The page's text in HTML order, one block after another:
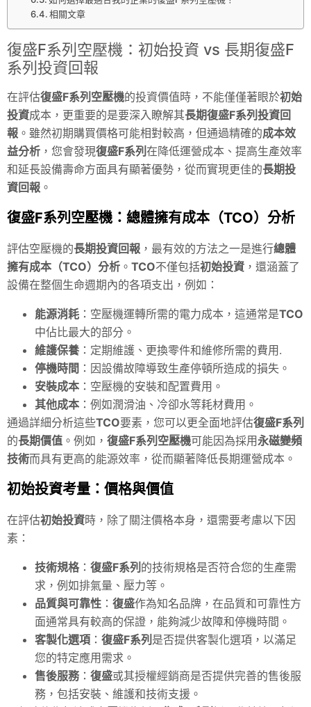
相關文章
復盛F系列空壓機：初始投資 vs 長期復盛F
系列投資回報
在評估復盛F系列空壓機的投資價值時，不能僅僅著眼於初始
投資成本，更重要的是要深入瞭解其長期復盛F系列投資回
報 。雖然初期購買價格可能相對較高，但通過精確的成本效
益分析 ，您會發現復盛F系列 在降低運營成本、提高生產效率
和延長設備壽命方面具有顯著優勢，從而實現更佳的長期投
資回報 。
復盛F系列空壓機：總體擁有成本（TCO）分析
評估空壓機的長期投資回報 ，最有效的方法之一是進行總體
擁有成本（TCO）分析 。 TCO不僅包括初始投資 ，還涵蓋了
設備在整個生命週期內的各項支出，例如：
能源消耗 ：空壓機運轉所需的電力成本，這通常是TCO
中佔比最大的部分。
維護保養 ：定期維護、更換零件和維修所需的費用.
停機時間 ：因設備故障導致生產停頓所造成的損失。
安裝成本 ：空壓機的安裝和配置費用。
其他成本 ：例如潤滑油、冷卻水等耗材費用。
通過詳細分析這些TCO要素，您可以更全面地評估復盛F系列
的長期價值 。例如， 復盛F系列空壓機可能因為採用永磁變頻
技術而具有更高的能源效率，從而顯著降低長期運營成本。
初始投資考量：價格與價值
在評估初始投資時，除了關注價格本身，還需要考慮以下因
素：
技術規格： 復盛F系列 的技術規格是否符合您的生產需
求，例如排氣量、壓力等。
品質與可靠性 ： 復盛作為知名品牌，在品質和可靠性方
面通常具有較高的保證，能夠減少故障和停機時間。
客製化選項 ： 復盛F系列 是否提供客製化選項，以滿足
您的特定應用需求。
售後服務 ： 復盛或其授權經銷商是否提供完善的售後服
務，包括安裝、維護和技術支援。